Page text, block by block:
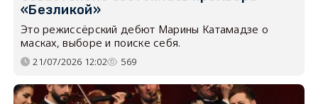
«Безликой»
Это режиссёрский дебют Марины Катамадзе о
масках, выборе и поиске себя.
21/07/2026 12:02 569